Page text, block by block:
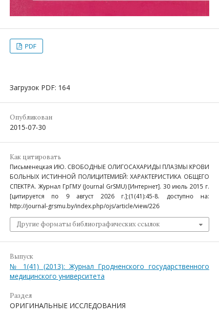
PDF
Загрузок PDF: 164
Опубликован
2015-07-30
Как цитировать
Письменецкая ИЮ. СВОБОДНЫЕ ОЛИГОСАХАРИДЫ ПЛАЗМЫ КРОВИ
БОЛЬНЫХ ИСТИННОЙ ПОЛИЦИТЕМИЕЙ: ХАРАКТЕРИСТИКА ОБЩЕГО
СПЕКТРА. Журнал ГрГМУ (Journal GrSMU) [Интернет]. 30 июль 2015 г.
[цитируется по 9 август 2026 г.];(1(41):45-8. доступно на:
http://journal-grsmu.by/index.php/ojs/article/view/226
Другие форматы библиографических ссылок
Выпуск
№ 1(41) (2013): Журнал Гродненского государственного
медицинского университета
Раздел
ОРИГИНАЛЬНЫЕ ИССЛЕДОВАНИЯ